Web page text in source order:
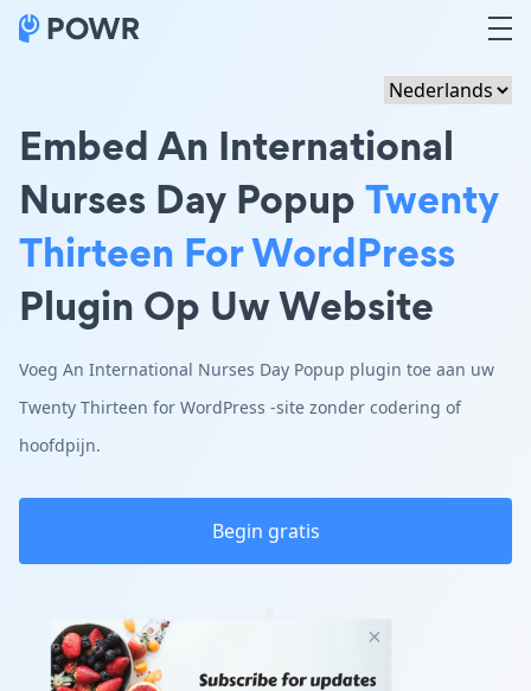
Embed An International
Nurses Day PopupTwenty
Thirteen For WordPress
Plugin Op Uw Website
Voeg An International Nurses Day Popup plugin toe aan uw
Twenty Thirteen for WordPress -site zonder codering of
hoofdpijn.
Begin gratis